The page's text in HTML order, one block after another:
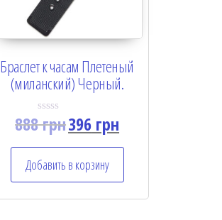
Браслет к часам Плетеный
(миланский) Черный.
R
a
d
o
u
888грн396 грн
Добавить в корзину